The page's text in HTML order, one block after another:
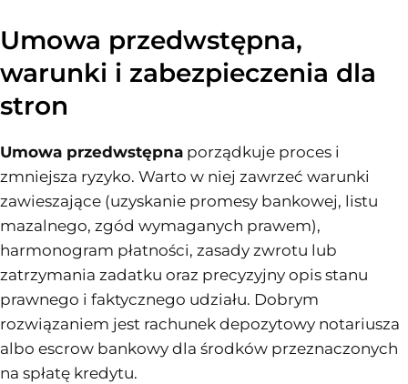
Umowa przedwstępna,
warunki i zabezpieczenia dla
stron
Umowa przedwstępna porządkuje proces i
zmniejsza ryzyko. Warto w niej zawrzeć warunki
zawieszające (uzyskanie promesy bankowej, listu
mazalnego, zgód wymaganych prawem),
harmonogram płatności, zasady zwrotu lub
zatrzymania zadatku oraz precyzyjny opis stanu
prawnego i faktycznego udziału. Dobrym
rozwiązaniem jest rachunek depozytowy notariusza
albo escrow bankowy dla środków przeznaczonych
na spłatę kredytu.